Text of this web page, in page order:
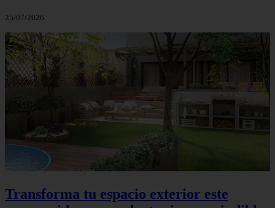
25/07/2026
Transforma tu espacio exterior este